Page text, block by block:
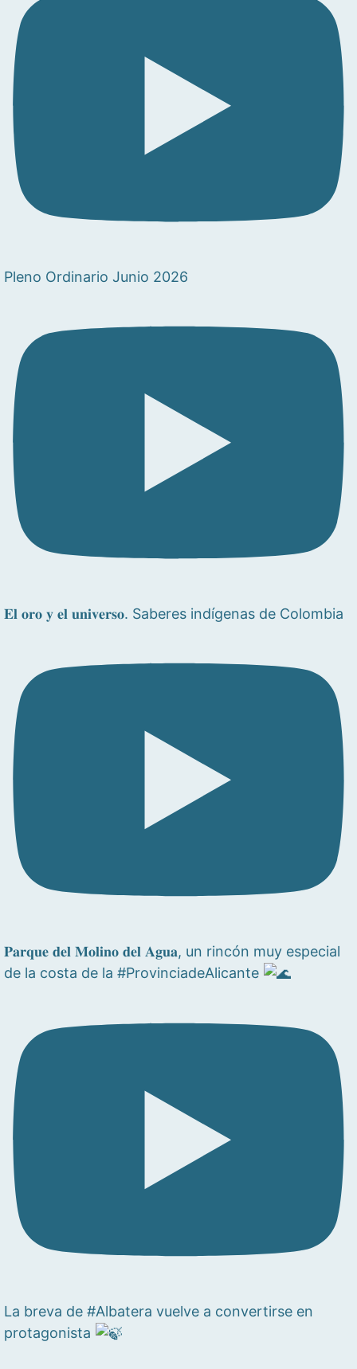
Pleno Ordinario Junio 2026
𝐄𝐥 𝐨𝐫𝐨 𝐲 𝐞𝐥 𝐮𝐧𝐢𝐯𝐞𝐫𝐬𝐨. Saberes indígenas de Colombia
𝐏𝐚𝐫𝐪𝐮𝐞 𝐝𝐞𝐥 𝐌𝐨𝐥𝐢𝐧𝐨 𝐝𝐞𝐥 𝐀𝐠𝐮𝐚, un rincón muy especial
de la costa de la #ProvinciadeAlicante
La breva de #Albatera vuelve a convertirse en
protagonista